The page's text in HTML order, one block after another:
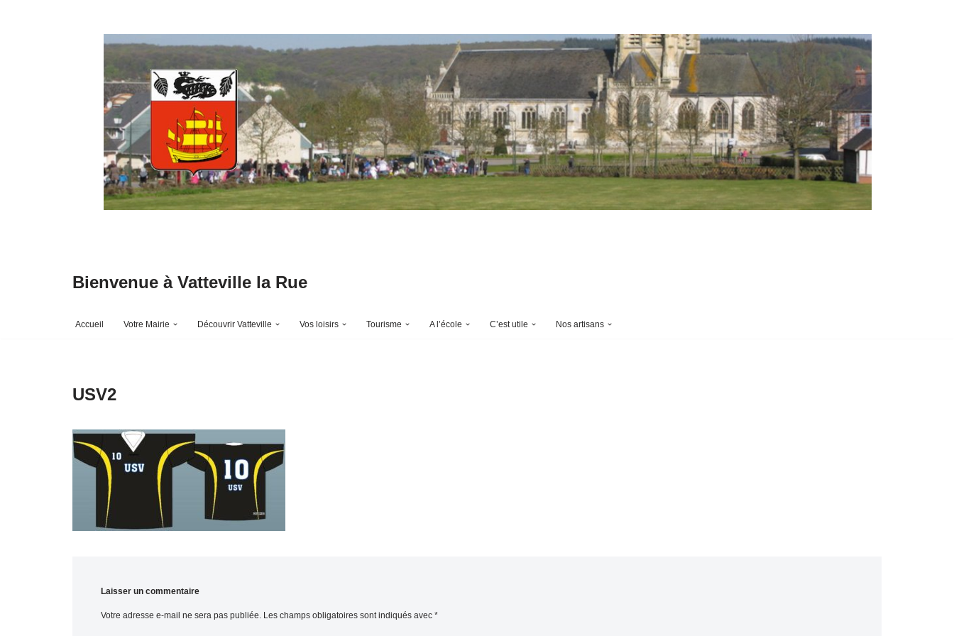
Bienvenue à Vatteville la Rue
Accueil Votre Mairie Découvrir Vatteville Vos loisirs Tourisme A l’école C’est utile Nos artisans
USV2
Laisser un commentaire
Votre adresse e-mail ne sera pas publiée. Les champs obligatoires sont indiqués avec *